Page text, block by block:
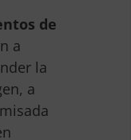
de
a
la
a